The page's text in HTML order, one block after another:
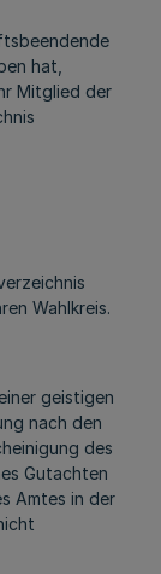
hat,
Mitglied der
Wahlkreis.
geistigen
nach den
des
Gutachten
Amtes in der